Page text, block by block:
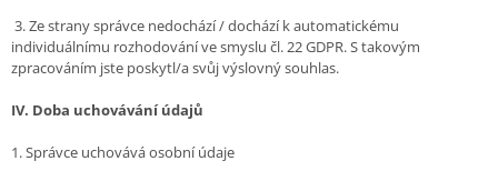
3. Ze strany správce nedochází / dochází k automatickému
individuálnímu rozhodování ve smyslu čl. 22 GDPR. S takovým
zpracováním jste poskytl/a svůj výslovný souhlas.
IV. Doba uchovávání údajů
1. Správce uchovává osobní údaje